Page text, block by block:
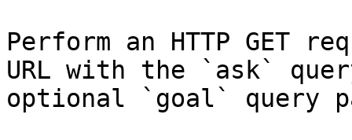
Perform an HTTP GET
URL with the `ask`
optional `goal` query